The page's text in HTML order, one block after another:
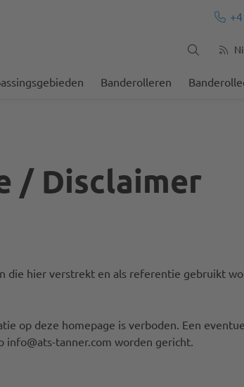
Banderolleren
/ Disclaimer
die hier verstrekt en als referentie gebruikt
op deze homepage is verboden. Een
info@ats-tanner.com worden gericht.